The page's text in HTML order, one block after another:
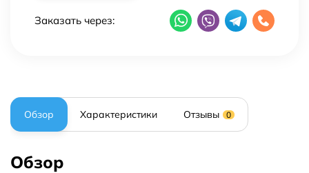
Заказать через:
Обзор Характеристики Отзывы 0
Обзор